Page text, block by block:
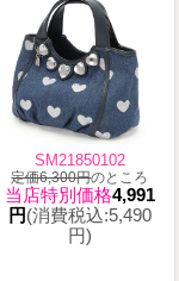
SM21850102
定価6,300円のところ
当店特別価格4,991
円(消費税込:5,490
円)